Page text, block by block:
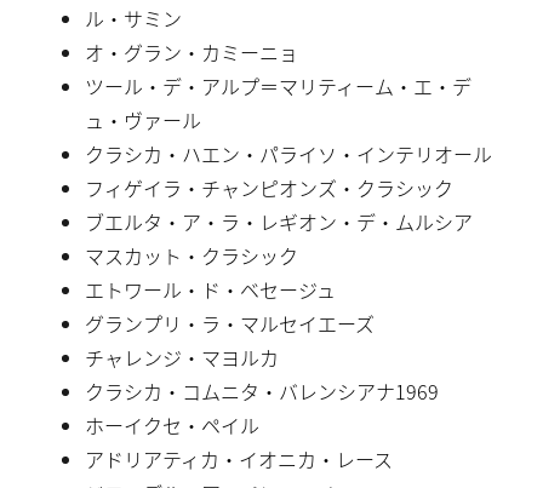
ル・サミン
オ・グラン・カミーニョ
ツール・デ・アルプ＝マリティーム・エ・デ
ュ・ヴァール
クラシカ・ハエン・パライソ・インテリオール
フィゲイラ・チャンピオンズ・クラシック
ブエルタ・ア・ラ・レギオン・デ・ムルシア
マスカット・クラシック
エトワール・ド・ベセージュ
グランプリ・ラ・マルセイエーズ
チャレンジ・マヨルカ
クラシカ・コムニタ・バレンシアナ1969
ホーイクセ・ペイル
アドリアティカ・イオニカ・レース